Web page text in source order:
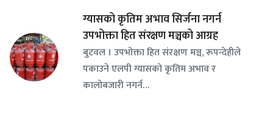
ग्यासको कृतिम अभाव सिर्जना नगर्न
उपभोक्ता हित संरक्षण मञ्चको आग्रह
बुटवल । उपभोक्ता हित संरक्षण मञ्च, रूपन्देहीले
पकाउने एलपी ग्यासको कृतिम अभाव र
कालोबजारी नगर्न…